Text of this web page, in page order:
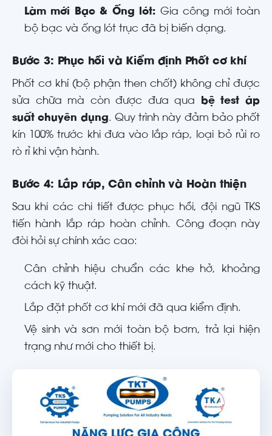
Làm mới Bạc & Ống lót: Gia công mới toàn
bộ bạc và ống lót trục đã bị biến dạng.
Bước 3: Phục hồi và Kiểm định Phốt cơ khí
Phốt cơ khí (bộ phận then chốt) không chỉ được
sửa chữa mà còn được đưa qua
bệ test áp
suất chuyên dụng. Quy trình này đảm bảo phốt
kín 100% trước khi đưa vào lắp ráp, loại bỏ rủi ro
rò rỉ khi vận hành.
Bước 4: Lắp ráp, Cân chỉnh và Hoàn thiện
Sau khi các chi tiết được phục hồi, đội ngũ TKS
tiến hành lắp ráp hoàn chỉnh. Công đoạn này
đòi hỏi sự chính xác cao:
Cân chỉnh hiệu chuẩn các khe hở, khoảng
cách kỹ thuật.
Lắp đặt phốt cơ khí mới đã qua kiểm định.
Vệ sinh và sơn mới toàn bộ bơm, trả lại hiện
trạng như mới cho thiết bị.